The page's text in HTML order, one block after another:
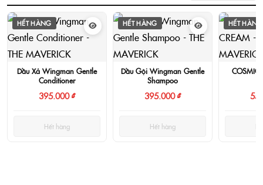
HẾT HÀNG
Dầu Xả Wingman Gentle
Conditioner
395.000 ₫
Hết hàng
HẾT HÀNG
Dầu Gội Wingman Gentle
Shampoo
395.000 ₫
Hết hàng
HẾT HÀNG
COSMIC